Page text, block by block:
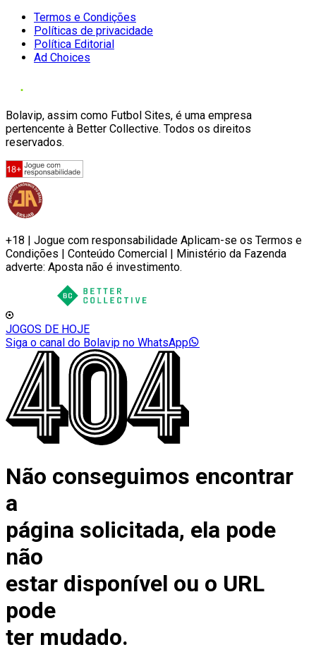
Termos e Condições
Políticas de privacidade
Política Editorial
Ad Choices
Bolavip, assim como Futbol Sites, é uma empresa
pertencente à Better Collective. Todos os direitos
reservados.
+18 | Jogue com responsabilidade Aplicam-se os Termos e
Condições | Conteúdo Comercial | Ministério da Fazenda
adverte: Aposta não é investimento.
JOGOS DE HOJE
Siga o canal do Bolavip no WhatsApp
Não conseguimos encontrar
a
página solicitada, ela pode
não
estar disponível ou o URL
pode
ter mudado.